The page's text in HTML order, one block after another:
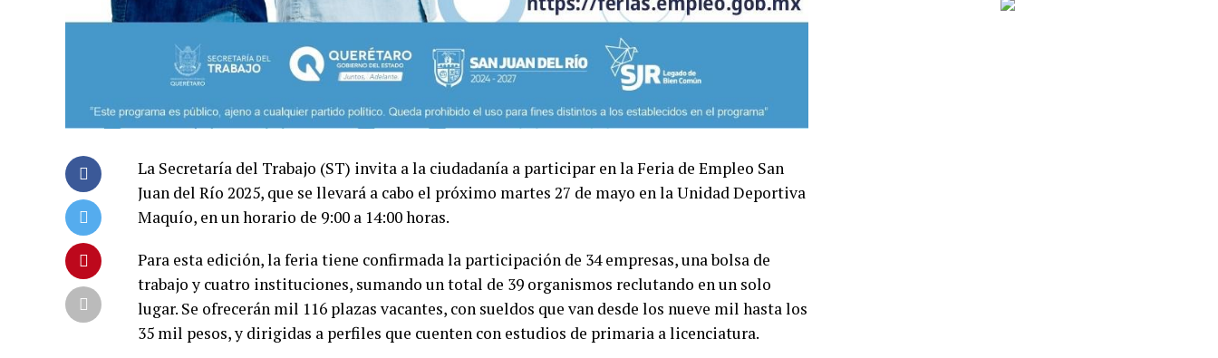
La Secretaría del Trabajo (ST) invita a la ciudadanía a participar en la Feria de Empleo San
Juan del Río 2025, que se llevará a cabo el próximo martes 27 de mayo en la Unidad Deportiva
Maquío, en un horario de 9:00 a 14:00 horas.
Para esta edición, la feria tiene confirmada la participación de 34 empresas, una bolsa de
trabajo y cuatro instituciones, sumando un total de 39 organismos reclutando en un solo
lugar. Se ofrecerán mil 116 plazas vacantes, con sueldos que van desde los nueve mil hasta los
35 mil pesos, y dirigidas a perfiles que cuenten con estudios de primaria a licenciatura.